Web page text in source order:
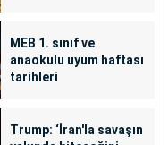
MEB 1. sınıf ve
anaokulu uyum haftası
tarihleri
Trump: ‘İran'la savaşın